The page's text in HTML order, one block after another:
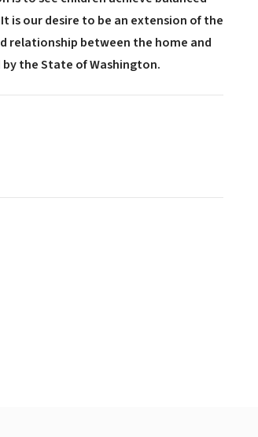
our desire to be an extension of the
relationship between the home and
by the State of Washington.